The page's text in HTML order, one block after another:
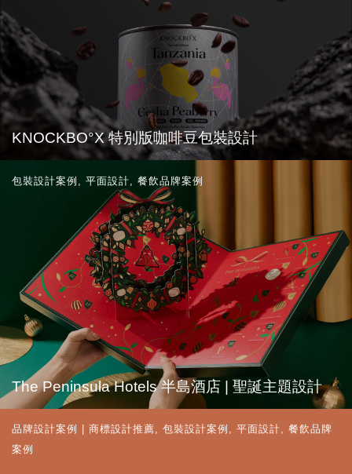
KNOCKBO°X 特別版咖啡豆包裝設計
The Peninsula Hotels 半島酒店 | 聖誕主題設計
包裝設計案例 平面設計 餐飲品牌案例
品牌設計案例 | 商標設計推薦, 包裝設計案例 , 平面設計, 餐飲品牌
案例